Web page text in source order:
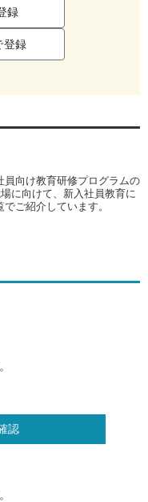
録
録
員向け教育研修プログラムの
に向けて、新入社員教育に
ご紹介しています。
認